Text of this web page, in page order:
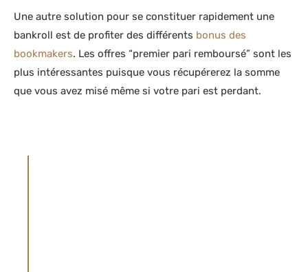
Une autre solution pour se constituer rapidement une
bankroll est de profiter des différents bonus des
bookmakers. Les offres “premier pari remboursé” sont les
plus intéressantes puisque vous récupérerez la somme
que vous avez misé même si votre pari est perdant.